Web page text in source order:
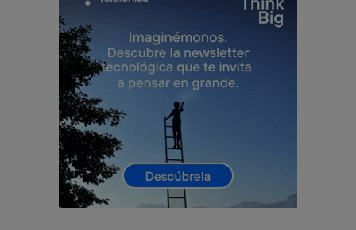
Si utilizas una
(p. ej., Wi-Fi),
el marketing o análisis se realizará en función de las
actividades de navegación de los miembros del hogar
que hayan dado su consentimiento.
Si utilizasdatos móviles, el marketing será más
personalizado, ya que se basará únicamente en la
navegación del usuario del móvil.
Puedes gestionar los consentimientos Utiq seleccionando
“Administrar Utiq” en la parte inferior de esta página web o
visitando el portal de privacidad de Utiq
(“consenthub”)
. Para más información, consulta
política de privacidad de Utiq